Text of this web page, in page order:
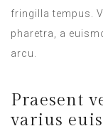
fringilla tempus.
pharetra, a
arcu.
Praesent
varius